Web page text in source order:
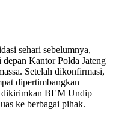
sehari sebelumnya,
Kantor Polda Jateng
Setelah dikonfirmasi,
dipertimbangkan
dikirimkan BEM Undip
ke berbagai pihak.